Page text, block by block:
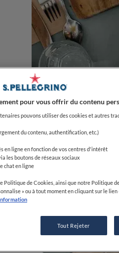
pour vous offrir du contenu
pouvons utiliser des cookies et autres
du contenu, authentification, etc.)
en ligne en fonction de vos centres d'intérêt
les boutons de réseaux sociaux
chat en ligne
Politique de Cookies, ainsi que notre Politique
» ou à tout moment en cliquant sur le lien
Tout Rejeter